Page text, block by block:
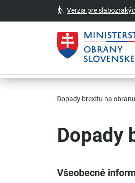
Skočiť na hlavnú navigáciu
Skočiť na obsah
Skočiť na bočný panel
Skočiť na pätičku
Kontakt
Prehlásenie o prístupnosti
Verzia pre
Dopady brexitu na obranu
Dopady
Všeobecné